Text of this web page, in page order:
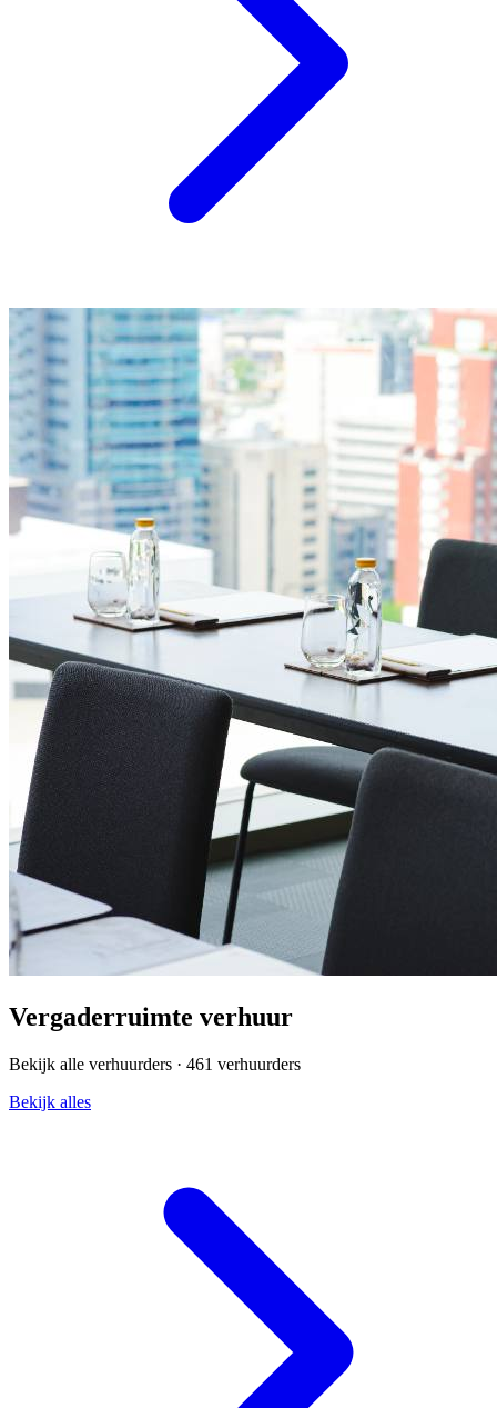
Vergaderruimte verhuur
Bekijk alle verhuurders · 461 verhuurders
Bekijk alles